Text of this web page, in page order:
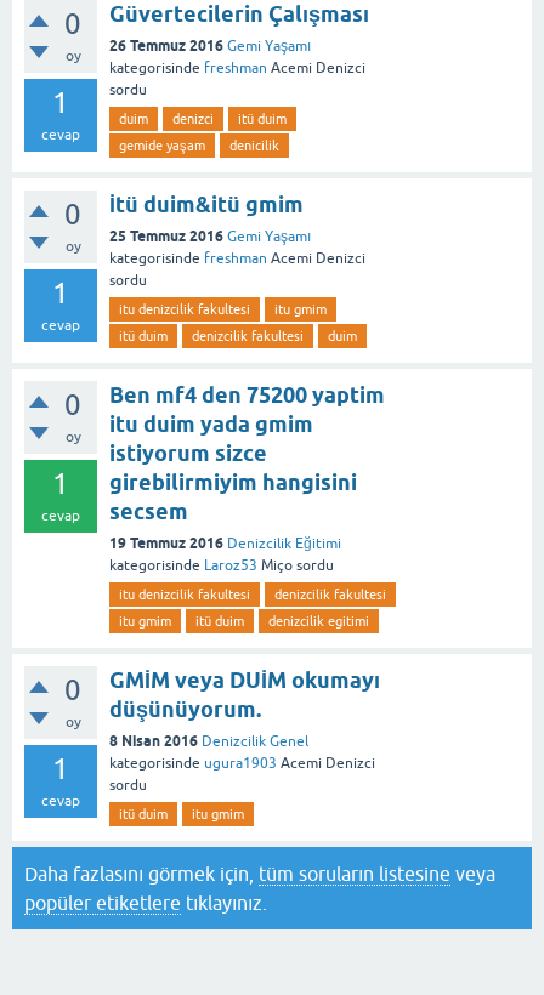
0
oy
1
cevap
Güvertecilerin Çalışması
26 Temmuz 2016 Gemi Yaşamı
kategorisinde freshman Acemi Denizci
sordu
duim denizci
itü duim
gemide yaşam
denicilik
0
oy
1
cevap
İtü duim&itü gmim
25 Temmuz 2016 Gemi Yaşamı
kategorisinde freshman Acemi Denizci
sordu
itu denizcilik fakultesi
itu gmim
itü duim
denizcilik fakultesi duim
0
oy
1
cevap
Ben mf4 den 75200 yaptim
itu duim yada gmim
istiyorum sizce
girebilirmiyim hangisini
secsem
19 Temmuz 2016 Denizcilik Eğitimi
kategorisinde Laroz53 Miço sordu
itu denizcilik fakultesi
denizcilik fakultesi
itu gmim
itü duim denizcilik egitimi
0
oy
1
cevap
GMİM veya DUİM okumayı
düşünüyorum.
8 Nisan 2016 Denizcilik Genel
kategorisinde ugura1903 Acemi Denizci
sordu
itü duim itu gmim
Daha fazlasını görmek için, tüm soruların listesine veya
popüler etiketlere tıklayınız.